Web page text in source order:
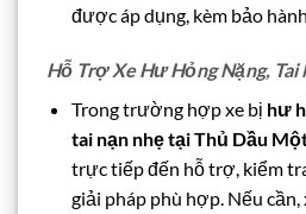
được áp dụng, kèm bảo
Hỗ Trợ Xe Hư Hỏng Nặng, Tai
Trong trường hợp xe bị hư
tai nạn nhẹ tại Thủ Dầu
trực tiếp đến hỗ trợ, kiểm
giải pháp phù hợp. Nếu